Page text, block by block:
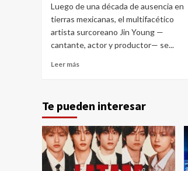
Luego de una década de ausencia en
tierras mexicanas, el multifacético
artista surcoreano Jin Young —
cantante, actor y productor— se...
Leer más
Te pueden interesar